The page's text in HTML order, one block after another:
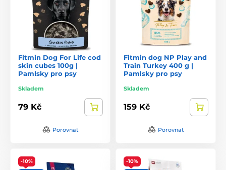
Fitmin Dog For Life cod
skin cubes 100g |
Pamlsky pro psy
Skladem
79 Kč
Porovnat
Fitmin dog NP Play and
Train Turkey 400 g |
Pamlsky pro psy
Skladem
159 Kč
Porovnat
-10% -10%